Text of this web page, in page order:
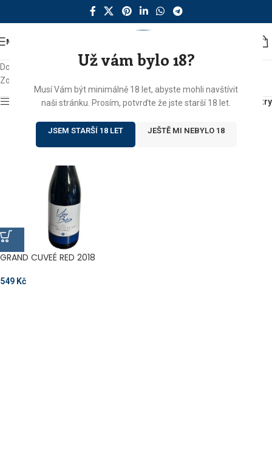
Už vám bylo 18?
Musí Vám být minimálně 18 let, abyste mohli navštívit
naši stránku. Prosím, potvrďte že jste starší 18 let.
JSEM STARŠÍ 18 LET JEŠTĚ MI NEBYLO 18
MENU
Domů
Produkty se štítkem „grand cuvee red“
Zobrazen jediný výsledek
Zobrazit sidebar Filtry
GRAND CUVEÉ RED 2018
549 Kč